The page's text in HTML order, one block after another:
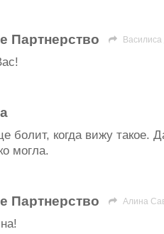
Партнерство
болит, когда вижу
могла.
Партнерство Алина